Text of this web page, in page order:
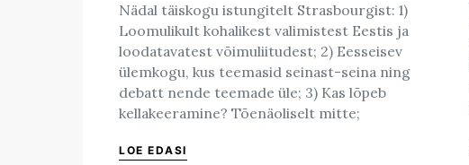
Nädal täiskogu istungitelt Strasbourgist: 1)
Loomulikult kohalikest valimistest Eestis ja
loodatavatest võimuliitudest; 2) Eesseisev
ülemkogu, kus teemasid seinast-seina ning
debatt nende teemade üle; 3) Kas lõpeb
kellakeeramine? Tõenäoliselt mitte;
LOE EDASI